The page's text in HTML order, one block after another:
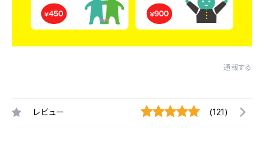
通報する
レビュー (121)